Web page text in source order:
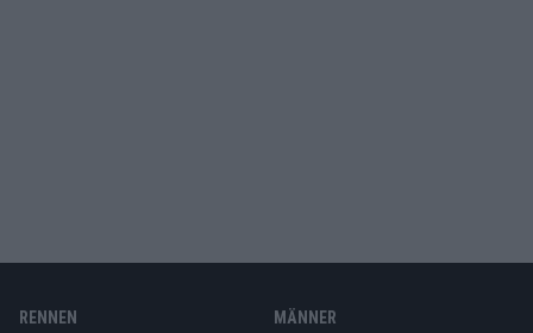
RENNEN MÄNNER